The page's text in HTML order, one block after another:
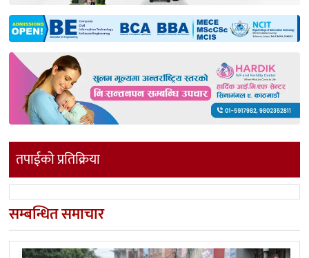
तपाईको प्रतिक्रिया
सम्बन्धित समाचार